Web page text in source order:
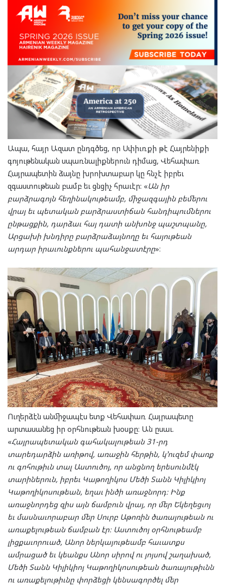
Ապա, հայր Ազատ ընդգծեց, որ Սփիւռքի թէ Հայրենիքի
գոյութենական սպառնալիքներուն դիմաց, Վեհափառ
Հայրապետին ձայնը խրոխտաբար կը հնչէ իբրեւ
զգաստութեան բամբ եւ ցնցիչ հրաւէր: «Ան իր
բարձրագոյն հեղինակութեամբ, միջազգային բեմերու
վրայ եւ պետական բարձրաստիճան հանդիպումներու
ընթացքին, դարձաւ հայ դատի անխոնջ պաշտպանը,
Արցախի խնդիրը բարձրաձայնողը եւ հայութեան
արդար իրաւունքներու պահանջատէրը»։
Ուղերձէն անմիջապէս ետք Վեհափառ Հայրապետը
արտասանեց իր օրհնութեան խօսքը։ Ան ըսաւ.
«Հայրապետական գահակալութեան 31-րդ
տարեդարձին առիթով, առաջին հերթին, կ՚ուզեմ փառք
ու գոհութիւն տալ Աստուծոյ, որ անցնող երեսունմէկ
տարիներուն, իբրեւ Կաթողիկոս Մեծի Տանն Կիլիկիոյ
Կաթողիկոսութեան, եղաւ ինծի առաջնորդ։ Ինք
առաջնորդեց զիս այն ճամբուն վրայ, որ մեր Եկեղեցւոյ
եւ մասնաւորաբար մեր Սուրբ Աթոռին ծառայութեան ու
առաքելութեան ճամբան էր։ Աստուծոյ օրհնութեամբ
լիցքաւորուած, Անոր ներկայութեամբ հաւատքս
ամրացած եւ կեանքս Անոր սիրով ու յոյսով շաղախած,
Մեծի Տանն Կիլիկիոյ Կաթողիկոսութեան ծառայութիւնն
ու առաքելութիւնը փորձեցի կենսագործել մեր